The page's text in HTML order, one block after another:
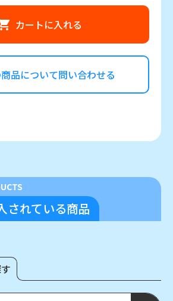
カートに入れる
品について問い合わせる
されている商品